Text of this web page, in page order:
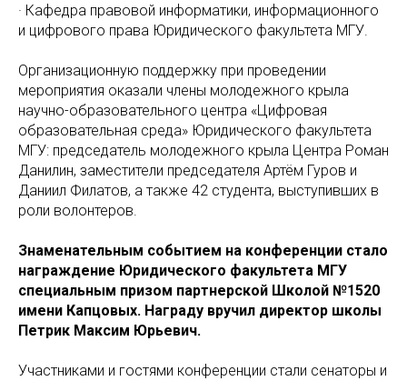
· Кафедра правовой информатики, информационного
и цифрового права Юридического факультета МГУ.
Организационную поддержку при проведении
мероприятия оказали члены молодежного крыла
научно-образовательного центра «Цифровая
образовательная среда» Юридического факультета
МГУ: председатель молодежного крыла Центра Роман
Данилин, заместители председателя Артём Гуров и
Даниил Филатов, а также 42 студента, выступивших в
роли волонтеров.
Знаменательным событием на конференции стало
награждение Юридического факультета МГУ
специальным призом партнерской Школой №1520
имени Капцовых. Награду вручил директор школы
Петрик Максим Юрьевич.
Участниками и гостями конференции стали сенаторы и